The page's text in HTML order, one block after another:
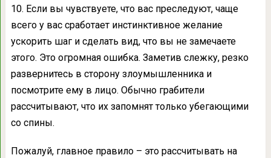
10. Если вы чувствуете, что вас преследуют, чаще
всего у вас сработает инстинктивное желание
ускорить шаг и сделать вид, что вы не замечаете
этого. Это огромная ошибка. Заметив слежку, резко
развернитесь в сторону злоумышленника и
посмотрите ему в лицо. Обычно грабители
рассчитывают, что их запомнят только убегающими
со спины.
Пожалуй, главное правило – это рассчитывать на